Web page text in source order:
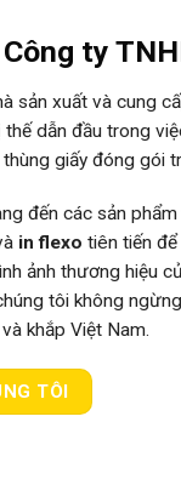
ty
sản xuất và cung
thế dẫn đầu trong
giấy đóng gói
đến các sản phẩm
in flexo tiên tiến
ảnh thương hiệu
tôi không
khắp Việt Nam.
TÔI